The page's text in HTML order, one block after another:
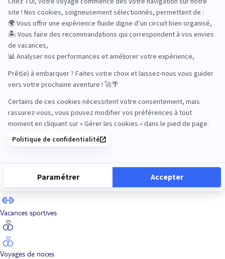
Road Trips
Safari
Sénior
Vacances sportives
Voyages de noces